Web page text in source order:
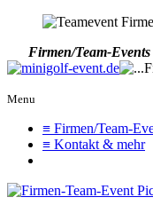
Firmen/Team-
Menu
≡ Firmen/Team-
≡ Kontakt & mehr